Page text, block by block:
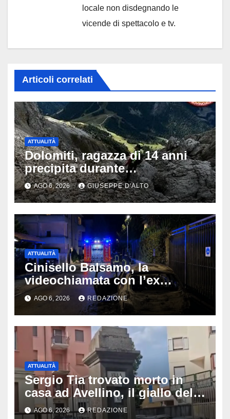
locale non disdegnando le
vicende di spettacolo e tv.
Articoli correlati
ATTUALITÀ
Dolomiti, ragazza di 14 anni
precipita durante
un’escursione: tragedia sul
Latemar davanti alla famiglia
AGO 6, 2026 GIUSEPPE D'ALTO
ATTUALITÀ
Cinisello Balsamo, la
videochiamata con l’ex
fidanzata e il dramma: 35enne
lotta tra la vita e la morte
AGO 6, 2026 REDAZIONE
ATTUALITÀ
Sergio Tia trovato morto in
casa ad Avellino, il giallo della
porta socchiusa: disposta
AGO 6, 2026 REDAZIONE